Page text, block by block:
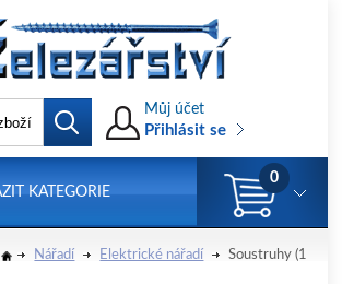
Můj účet
Přihlásit se
KATEGORIE
0
Nářadí Elektrické nářadí Soustruhy (1